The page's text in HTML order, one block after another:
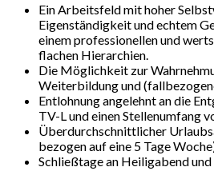
Ein Arbeitsfeld mit hoher
Eigenständigkeit und echtem
einem professionellen und
flachen Hierarchien.
Die Möglichkeit zur
Weiterbildung und
Entlohnung angelehnt an die
TV-L und einen Stellenumfang
Überdurchschnittlicher
bezogen auf eine 5 Tage
Schließtage an Heiligabend und